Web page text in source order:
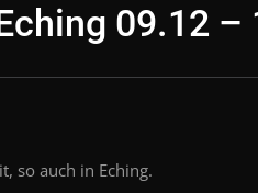
09.12 –
so auch in Eching.